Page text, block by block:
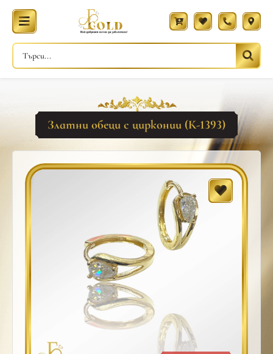
Златни обеци с цирконии (К-1393)